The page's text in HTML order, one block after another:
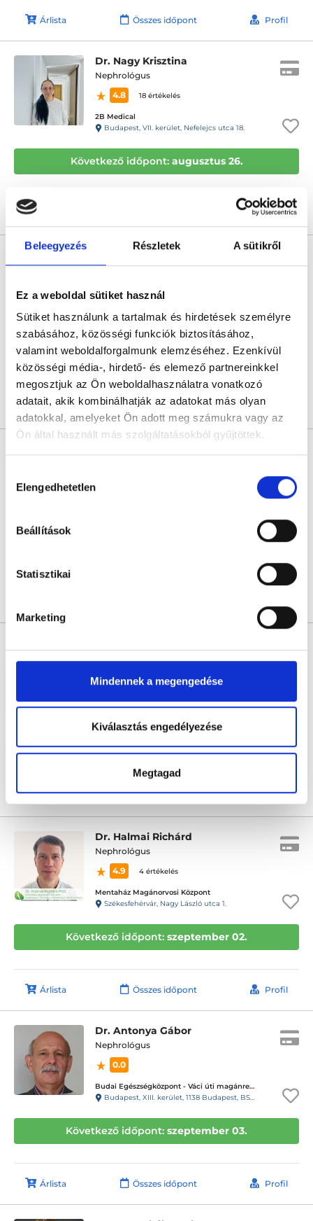
Beleegyezés Részletek A sütikről
Ez a weboldal sütiket használ
Sütiket használunk a tartalmak és hirdetések személyre
szabásához, közösségi funkciók biztosításához,
valamint weboldalforgalmunk elemzéséhez. Ezenkívül
közösségi média-, hirdető- és elemező partnereinkkel
megosztjuk az Ön weboldalhasználatra vonatkozó
adatait, akik kombinálhatják az adatokat más olyan
adatokkal, amelyeket Ön adott meg számukra vagy az
Ön által használt más szolgáltatásokból gyűjtöttek.
szabályzat:https://foglaljorvost.hu/info/foglaljorvost-
kiválasztása
Elengedhetetlen
Beállítások
Statisztikai
Marketing
Mindennek a megengedése
Kiválasztás engedélyezése
Megtagad
Árlista Összes időpont Profil
Dr. Nagy Krisztina
Nephrológus
4.8
18 értékelés
2B Medical
Budapest, VII. kerület, Nefelejcs utca 18.
Következő időpont: augusztus 26.
Profil
Nephrológus
8 értékelés
Budapest, II. kerület, Csalogány utca 43.
Következő időpont:szeptember 01.
Árlista Összes időpont Profil
0.0
Budapest, XII. kerület, Nagy Jenő utca 8.
Következő időpont:szeptember 02.
Árlista Összes időpont Profil
Dr. Halmai Richárd
Nephrológus
4.9
4 értékelés
Mentaház Magánorvosi Központ
Székesfehérvár, Nagy László utca 1.
Következő időpont: szeptember 02.
Árlista Összes időpont Profil
Dr. Antonya Gábor
Nephrológus
0.0
Budai Egészségközpont - Váci úti magánrendelők
Budapest, XIII. kerület, 1138 Budapest, BSR Center, Váci út 135-139.
Következő időpont: szeptember 03.
Árlista Összes időpont Profil